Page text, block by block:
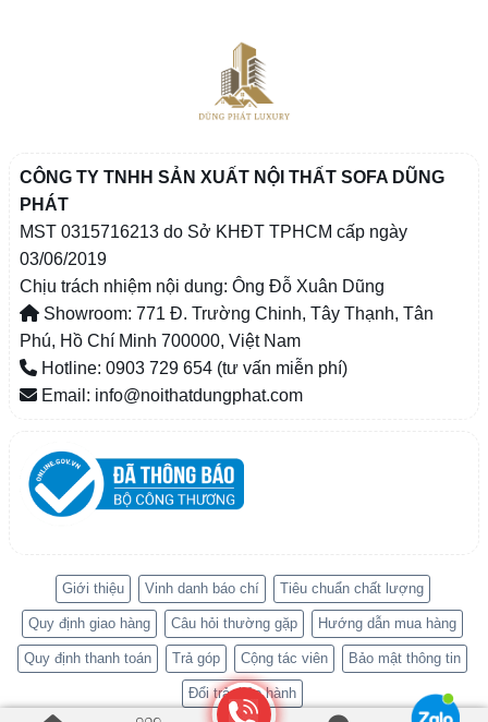
CÔNG TY TNHH SẢN XUẤT NỘI THẤT SOFA DŨNG
PHÁT
MST 0315716213 do Sở KHĐT TPHCM cấp ngày
03/06/2019
Chịu trách nhiệm nội dung: Ông Đỗ Xuân Dũng
Showroom: 771 Đ. Trường Chinh, Tây Thạnh, Tân
Phú, Hồ Chí Minh 700000, Việt Nam
Hotline: 0903 729 654 (tư vấn miễn phí)
Email: info@noithatdungphat.com
Giới thiệu Vinh danh báo chí Tiêu chuẩn chất lượng
Quy định giao hàng Câu hỏi thường gặp Hướng dẫn mua hàng
Quy định thanh toán Trả góp Cộng tác viên Bảo mật thông tin
Đổi trả, bảo hành